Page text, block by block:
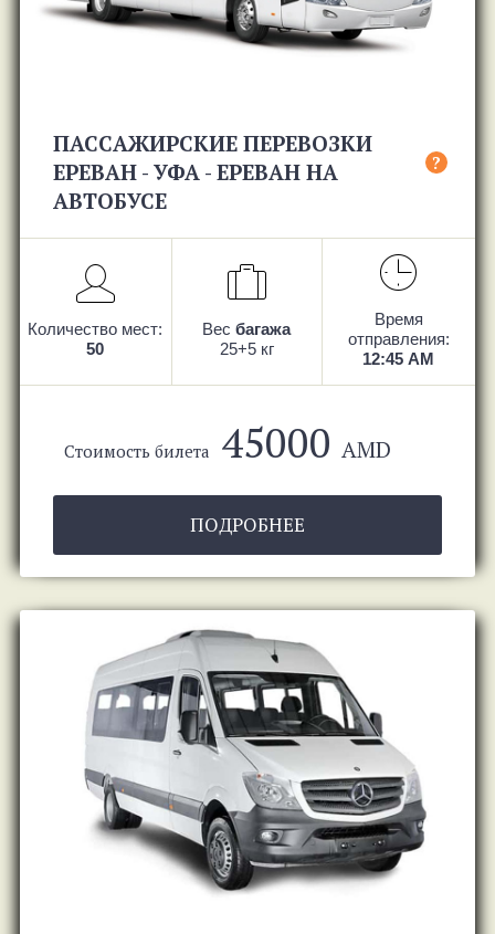
ПАССАЖИРСКИЕ ПЕРЕВОЗКИ
ЕРЕВАН - УФА - ЕРЕВАН НА
АВТОБУСЕ
?
Количество мест:
50
Весбагажа
25+5 кг
Время
отправления:
12:45 AM
Стоимость билета 45000 AMD
ПОДРОБНЕЕ